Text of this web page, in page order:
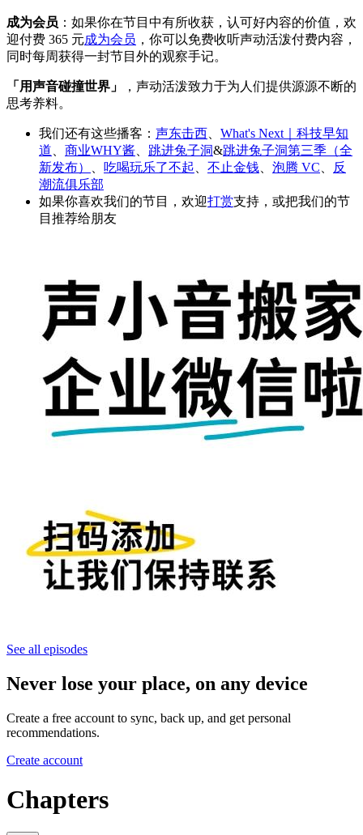
成为会员 ：如果你在节目中有所收获，认可好内容的价值，欢
迎付费 365 元成为会员 ，你可以免费收听声动活泼付费内容，
同时每周获得一封节目外的观察手记。
「用声音碰撞世界」
，声动活泼致力于为人们提供源源不断的
思考养料。
我们还有这些播客： 声东击西
What's Next｜科技早知
道
商业WHY酱 跳进兔子洞&跳进兔子洞第三季（全
新发布）
吃喝玩乐了不起 不止金钱 泡腾 VC
反
潮流俱乐部
如果你喜欢我们的节目，欢迎打赏支持，或把我们的节
目推荐给朋友
See all episodes
Never lose your place, on any device
Create a free account to sync, back up, and get personal
recommendations.
Create account
Chapters